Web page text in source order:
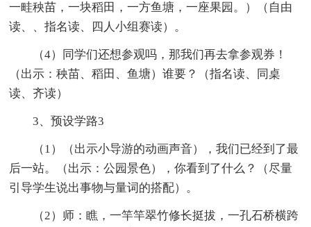
一畦秧苗，一块稻田，一方鱼塘，一座果园。）（自由
读、、指名读、四人小组赛读）。
（4）同学们还想参观吗，那我们再去拿参观券！
（出示：秧苗、稻田、鱼塘）谁要？（指名读、同桌
读、齐读）
3、预设学路3
（1）（出示小导游的动画声音），我们已经到了最
后一站。（出示：公园景色），你看到了什么？（尽量
引导学生说出事物与量词的搭配）。
（2）师：瞧，一竿竿翠竹修长挺拔，一孔石桥横跨